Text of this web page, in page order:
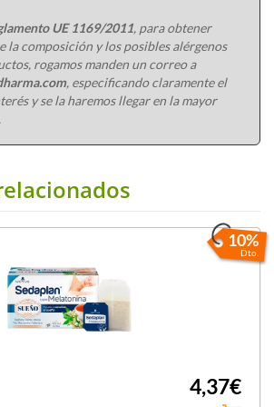
UE 1169/2011, para obtener
la composición y los posibles alérgenos
rogamos manden un correo a
, especificando claramente el
y se la haremos llegar en la mayor
10%
Dto.
4,37€